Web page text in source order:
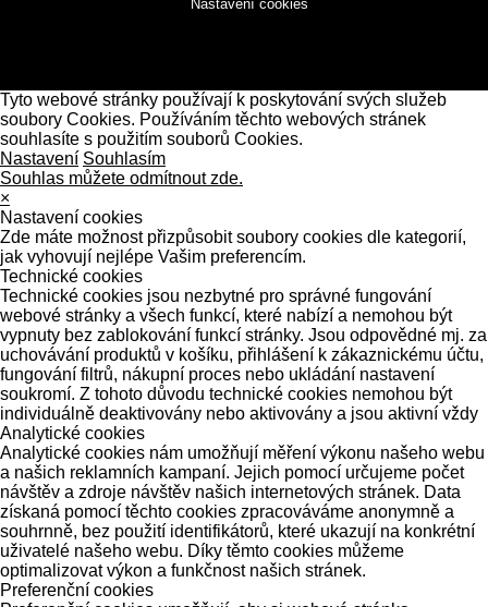
Nastavení cookies
Tyto webové stránky používají k poskytování svých služeb
soubory Cookies. Používáním těchto webových stránek
souhlasíte s použitím souborů Cookies.
Nastavení Souhlasím
Souhlas můžete odmítnout zde.
×
Nastavení cookies
Zde máte možnost přizpůsobit soubory cookies dle kategorií,
jak vyhovují nejlépe Vašim preferencím.
Technické cookies
Technické cookies jsou nezbytné pro správné fungování
webové stránky a všech funkcí, které nabízí a nemohou být
vypnuty bez zablokování funkcí stránky. Jsou odpovědné mj. za
uchovávání produktů v košíku, přihlášení k zákaznickému účtu,
fungování filtrů, nákupní proces nebo ukládání nastavení
soukromí. Z tohoto důvodu technické cookies nemohou být
individuálně deaktivovány nebo aktivovány a jsou aktivní vždy
Analytické cookies
Analytické cookies nám umožňují měření výkonu našeho webu
a našich reklamních kampaní. Jejich pomocí určujeme počet
návštěv a zdroje návštěv našich internetových stránek. Data
získaná pomocí těchto cookies zpracováváme anonymně a
souhrnně, bez použití identifikátorů, které ukazují na konkrétní
uživatelé našeho webu. Díky těmto cookies můžeme
optimalizovat výkon a funkčnost našich stránek.
Preferenční cookies